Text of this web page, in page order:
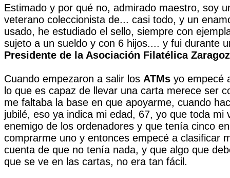
Estimado y por qué no, admirado maestro, soy
veterano coleccionista de... casi todo, y un
usado, he estudiado el sello, siempre con
sujeto a un sueldo y con 6 hijos.... y fui durante
Presidente de la Asociación Filatélica
Cuando empezaron a salir los ATMs yo empecé
lo que es capaz de llevar una carta merece ser
me faltaba la base en que apoyarme, cuando
jubilé, eso ya indica mi edad, 67, yo que toda mi
enemigo de los ordenadores y que tenía cinco
comprarme uno y entonces empecé a clasificar
cuenta de que no tenía nada, y que algo que
que se ve en las cartas, no era tan fácil.